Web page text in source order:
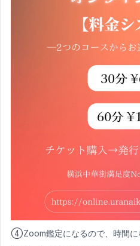
④Zoom鑑定になるので、時間に